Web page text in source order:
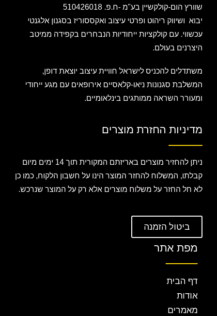
שוורץ הום-קולקשיין בע"מ -ח.פ. 510426018
יבוא ושיווק ריהוט ופרטי עיצוב ואקססוריז בסגנון אלגנטי
עכשווי. עם קולקציות ייחודיות הנבחרים בקפידה ממיטב
היצרנים בעולם.
משתדלים להכניס לישראל חוויית עיצוב יוצאת דופן,
המשלבת סגנונות ניאו-קלאסיים אירופאים עם מגע ייחודי
ומעורר השראה ממותגים בינלאומיים.
מדיניות החזרת מוצרים
ניתן להחזיר מוצרים באריזתם המקורית תוך 14 ימים מיום
קבלתו, המשלוח להחזר המוצר הינו על חשבון הלקוח, כמו כן
לא חל החזר על משלוח מוצרים אלא רק על המוצר שנרכש.
ביטול הזמנה
מפת אתר
דף הבית
אודות
מאמרים